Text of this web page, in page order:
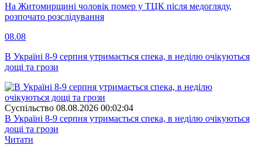
На Житомирщині чоловік помер у ТЦК після медогляду,
розпочато розслідування
08.08
В Україні 8-9 серпня утримається спека, в неділю очікуються
дощі та грози
Суспiльство 08.08.2026 00:02:04
В Україні 8-9 серпня утримається спека, в неділю очікуються
дощі та грози
Читати